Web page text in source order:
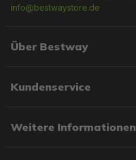
info@bestwaystore.de
Über Bestway
Kundenservice
Weitere Informationen